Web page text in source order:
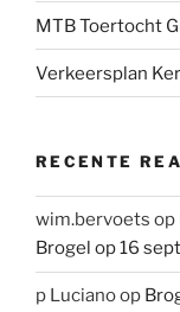
MTB Toertocht
Verkeersplan
RECENTE
wim.bervoets op
Brogel op 16
p Lucianoop